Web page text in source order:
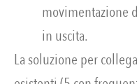
movimentazione
in uscita.
La soluzione per